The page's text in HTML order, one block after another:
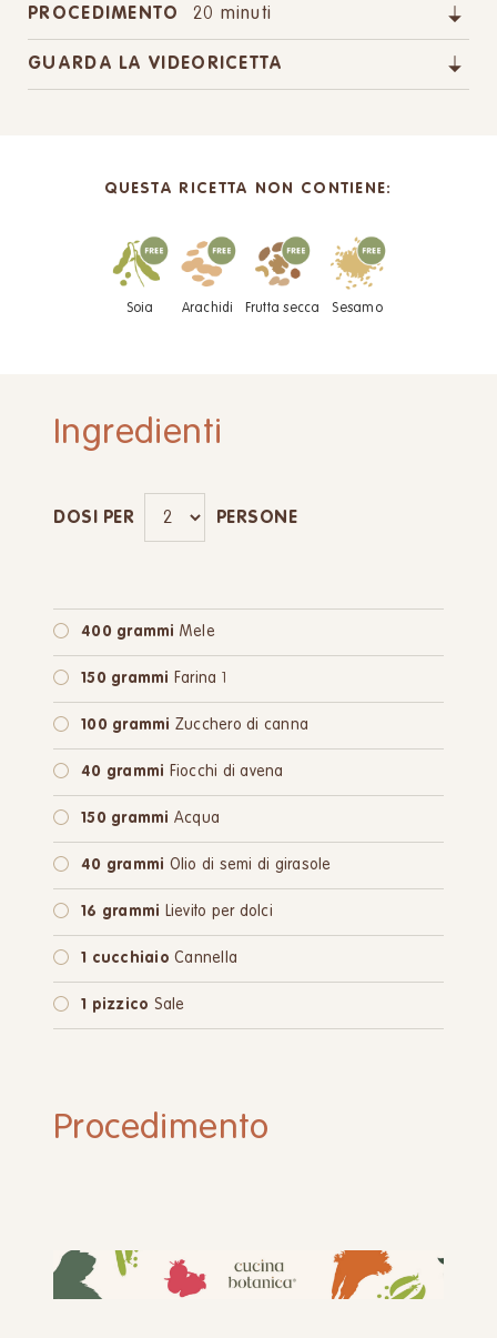
PROCEDIMENTO 20 minuti
GUARDA LA VIDEORICETTA
QUESTA RICETTA NON CONTIENE:
Soia Arachidi Frutta secca Sesamo
Ingredienti
DOSI PER PERSONE
400 grammi Mele
150 grammi Farina 1
100 grammi Zucchero di canna
40 grammi Fiocchi di avena
150 grammi Acqua
40 grammi Olio di semi di girasole
16 grammi Lievito per dolci
1 cucchiaio Cannella
1 pizzico Sale
Procedimento